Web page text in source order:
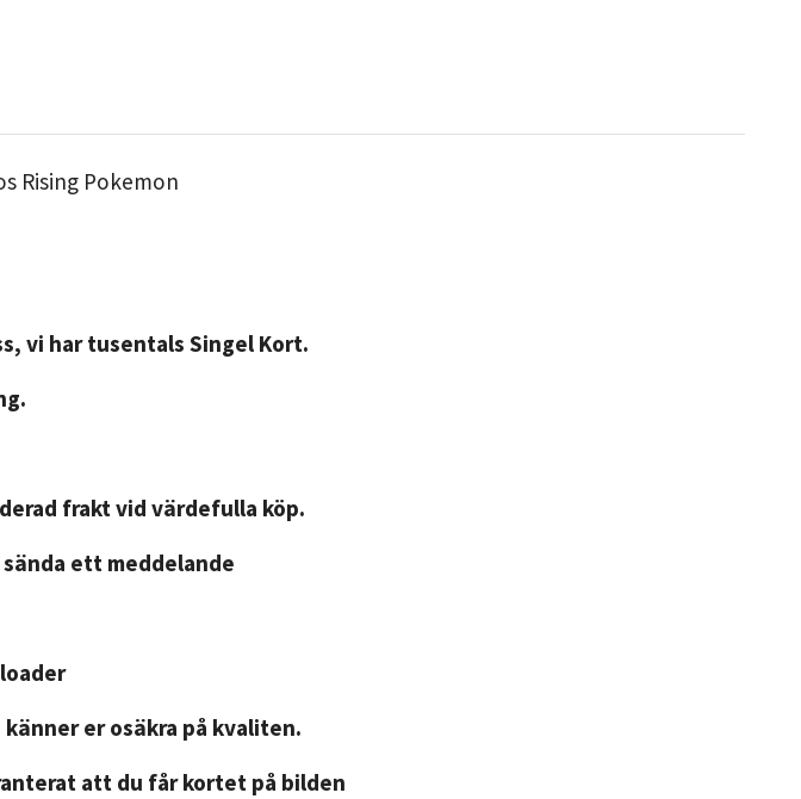
Rising Pokemon
vi har tusentals Singel Kort.
frakt vid värdefulla köp.
ett meddelande
er osäkra på kvaliten.
att du får kortet på bilden